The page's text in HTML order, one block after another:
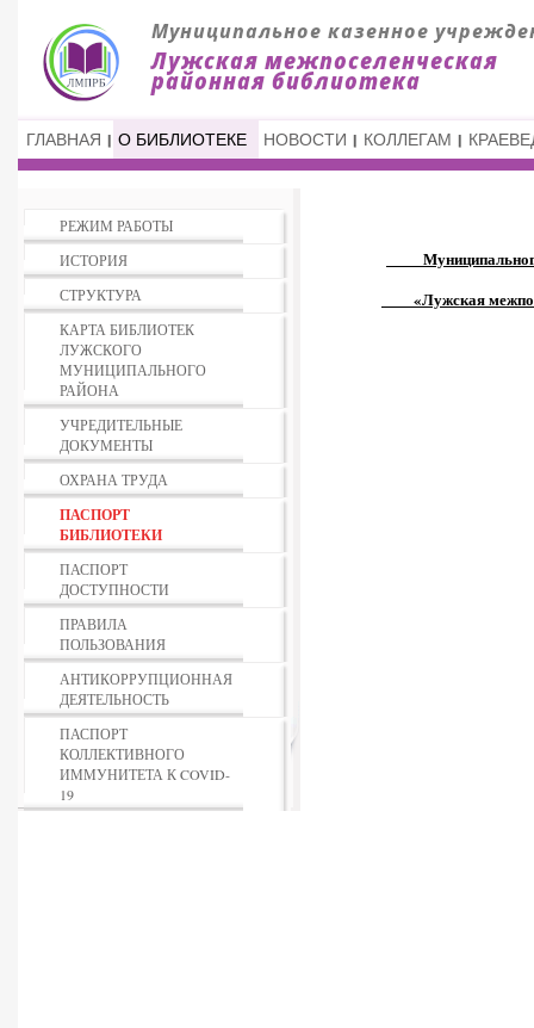
ГЛАВНАЯ О БИБЛИОТЕКЕ НОВОСТИ КОЛЛЕГАМ
РЕЖИМ РАБОТЫ
ИСТОРИЯ
СТРУКТУРА
КАРТА БИБЛИОТЕК
ЛУЖСКОГО
МУНИЦИПАЛЬНОГО
РАЙОНА
УЧРЕДИТЕЛЬНЫЕ
ДОКУМЕНТЫ
ОХРАНА ТРУДА
ПАСПОРТ
БИБЛИОТЕКИ
ПАСПОРТ
ДОСТУПНОСТИ
ПРАВИЛА
ПОЛЬЗОВАНИЯ
АНТИКОРРУПЦИОННАЯ
ДЕЯТЕЛЬНОСТЬ
ПАСПОРТ
КОЛЛЕКТИВНОГО
ИММУНИТЕТА К COVID-
19
Муниципального
«Лужская